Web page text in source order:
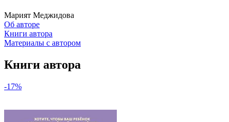
Марият Меджидова
Об авторе
Книги автора
Материалы с автором
Книги автора
-17%